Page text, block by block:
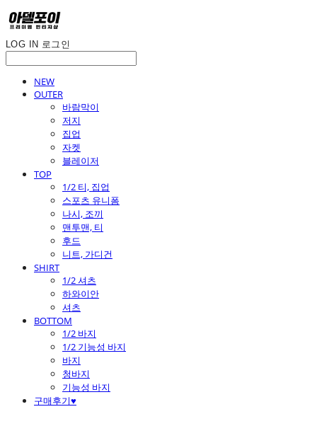
LOG IN 로그인
NEW
OUTER
바람막이
저지
집업
자켓
블레이저
TOP
1/2 티, 집업
스포츠 유니폼
나시, 조끼
맨투맨, 티
후드
니트, 가디건
SHIRT
1/2 셔츠
하와이안
셔츠
BOTTOM
1/2 바지
1/2 기능성 바지
바지
청바지
기능성 바지
구매후기♥